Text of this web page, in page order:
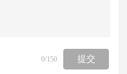
方物业管理服务成本明显
前[通知期限]书面通知甲方
0/150 提交